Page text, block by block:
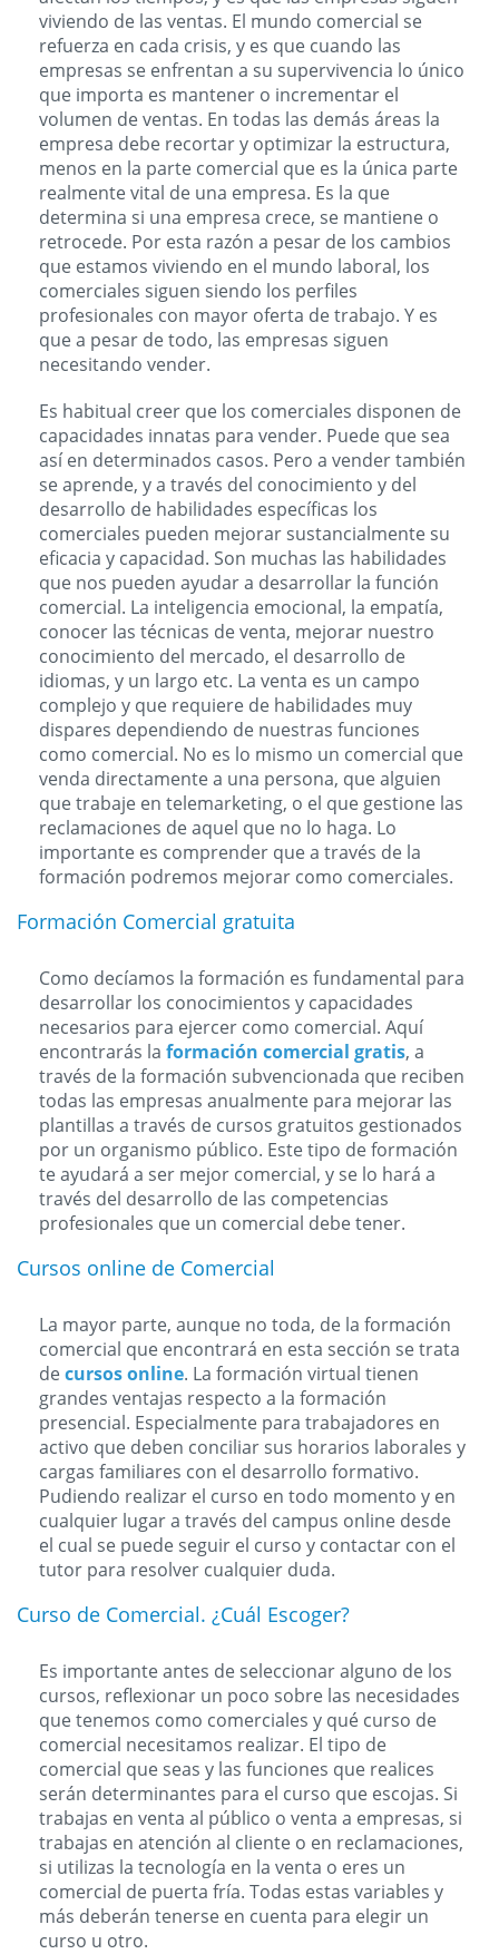
viviendo de las ventas. El mundo comercial se
refuerza en cada crisis, y es que cuando las
empresas se enfrentan a su supervivencia lo único
que importa es mantener o incrementar el
volumen de ventas. En todas las demás áreas la
empresa debe recortar y optimizar la estructura,
menos en la parte comercial que es la única parte
realmente vital de una empresa. Es la que
determina si una empresa crece, se mantiene o
retrocede. Por esta razón a pesar de los cambios
que estamos viviendo en el mundo laboral, los
comerciales siguen siendo los perfiles
profesionales con mayor oferta de trabajo. Y es
que a pesar de todo, las empresas siguen
necesitando vender.
Es habitual creer que los comerciales disponen de
capacidades innatas para vender. Puede que sea
así en determinados casos. Pero a vender también
se aprende, y a través del conocimiento y del
desarrollo de habilidades específicas los
comerciales pueden mejorar sustancialmente su
eficacia y capacidad. Son muchas las habilidades
que nos pueden ayudar a desarrollar la función
comercial. La inteligencia emocional, la empatía,
conocer las técnicas de venta, mejorar nuestro
conocimiento del mercado, el desarrollo de
idiomas, y un largo etc. La venta es un campo
complejo y que requiere de habilidades muy
dispares dependiendo de nuestras funciones
como comercial. No es lo mismo un comercial que
venda directamente a una persona, que alguien
que trabaje en telemarketing, o el que gestione las
reclamaciones de aquel que no lo haga. Lo
importante es comprender que a través de la
formación podremos mejorar como comerciales.
Formación Comercial gratuita
Como decíamos la formación es fundamental para
desarrollar los conocimientos y capacidades
necesarios para ejercer como comercial. Aquí
encontrarás la formación comercial gratis, a
través de la formación subvencionada que reciben
todas las empresas anualmente para mejorar las
plantillas a través de cursos gratuitos gestionados
por un organismo público. Este tipo de formación
te ayudará a ser mejor comercial, y se lo hará a
través del desarrollo de las competencias
profesionales que un comercial debe tener.
Cursos online de Comercial
La mayor parte, aunque no toda, de la formación
comercial que encontrará en esta sección se trata
decursos online. La formación virtual tienen
grandes ventajas respecto a la formación
presencial. Especialmente para trabajadores en
activo que deben conciliar sus horarios laborales y
cargas familiares con el desarrollo formativo.
Pudiendo realizar el curso en todo momento y en
cualquier lugar a través del campus online desde
el cual se puede seguir el curso y contactar con el
tutor para resolver cualquier duda.
Curso de Comercial. ¿Cuál Escoger?
Es importante antes de seleccionar alguno de los
cursos, reflexionar un poco sobre las necesidades
que tenemos como comerciales y qué curso de
comercial necesitamos realizar. El tipo de
comercial que seas y las funciones que realices
serán determinantes para el curso que escojas. Si
trabajas en venta al público o venta a empresas, si
trabajas en atención al cliente o en reclamaciones,
si utilizas la tecnología en la venta o eres un
comercial de puerta fría. Todas estas variables y
más deberán tenerse en cuenta para elegir un
curso u otro.